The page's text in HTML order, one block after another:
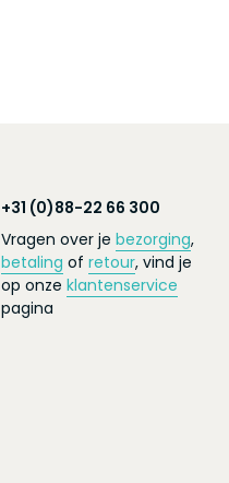
+31 (0)88-22 66 300
Vragen over je bezorging,
betaling of retour, vind je
op onze klantenservice
pagina